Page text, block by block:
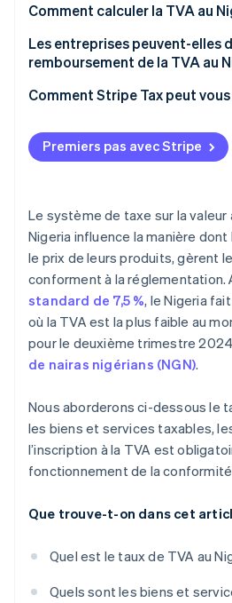
Déclarations mensuelles de
Importations et services
Comment calculer la TVA au
Les entreprises peuvent-elles
remboursement de la TVA au
Comment Stripe Tax peut
Premiers pas avec Stripe
Le système de taxe sur la valeur
Nigeria influence la manière
le prix de leurs produits, gèrent
conforment à la réglementation.
standard de 7,5 %, le Nigeria
où la TVA est la plus faible au
pour le deuxième trimestre 2024
de nairas nigérians (NGN).
Nous aborderons ci-dessous le
les biens et services taxables,
l’inscription à la TVA est
fonctionnement de la conformité
Que trouve-t-on dans cet
Quel est le taux de TVA au
Quels sont les biens et